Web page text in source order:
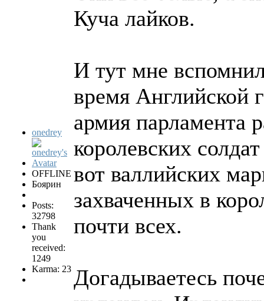
onedrey
OFFLINE
Боярин
Posts:
32798
Thank
you
received:
1249
Karma: 23
Куча лайков.
И тут мне
время Английской
армия парламента
королевских
вот валлийских
захваченных в
почти всех.
Догадываетесь